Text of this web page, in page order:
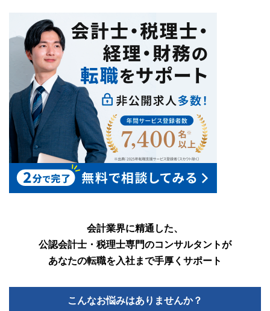
会計業界に精通した、
公認会計士・税理士専門のコンサルタントが
あなたの転職を入社まで手厚くサポート
こんなお悩みはありませんか？